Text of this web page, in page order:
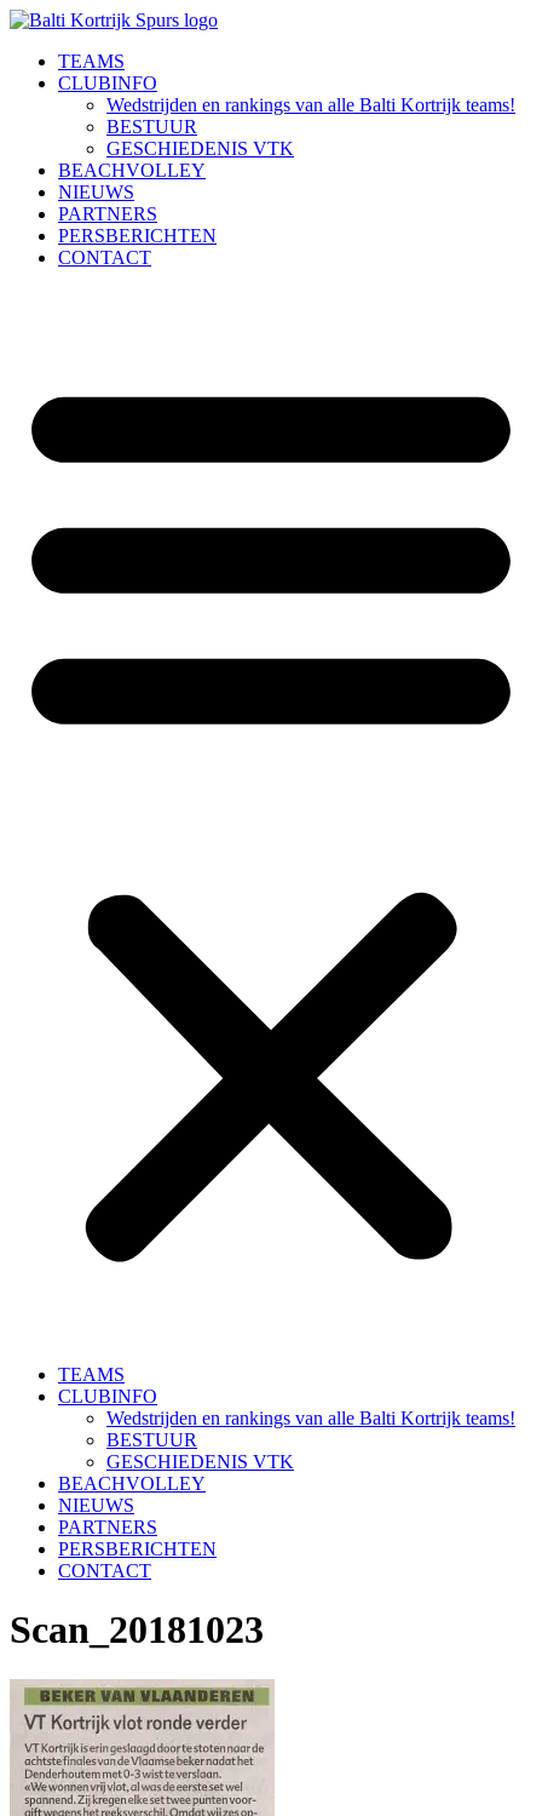
Ga
inhoud
TEAMS
CLUBINFO
Wedstrijden en rankings van alle Balti Kortrijk teams!
BESTUUR
GESCHIEDENIS VTK
BEACHVOLLEY
NIEUWS
PARTNERS
PERSBERICHTEN
CONTACT
TEAMS
CLUBINFO
Wedstrijden en rankings van alle Balti Kortrijk teams!
BESTUUR
GESCHIEDENIS VTK
BEACHVOLLEY
NIEUWS
PARTNERS
PERSBERICHTEN
CONTACT
Scan_20181023